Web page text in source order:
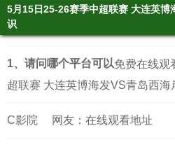
5月15日25-26赛季中超联赛 大连英博
识
1、请问哪个平台可以免费在线观
超联赛 大连英博海发VS青岛西海
C影院 网友：在线观看地址